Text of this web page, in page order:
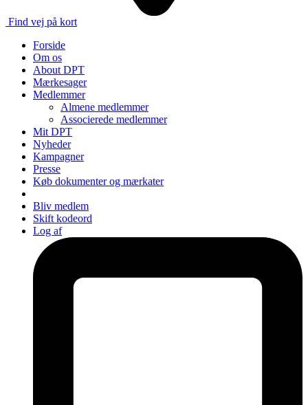
Find vej på kort
Forside
Om os
About DPT
Mærkesager
Medlemmer
Almene medlemmer
Associerede medlemmer
Mit DPT
Nyheder
Kampagner
Presse
Køb dokumenter og mærkater
Bliv medlem
Skift kodeord
Log af